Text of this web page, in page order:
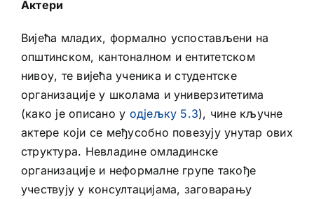
Актери
Вијећа младих, формално успостављени на
општинском, кантоналном и ентитетском
нивоу, те вијећа ученика и студентске
организације у школама и универзитетима
(како је описано у одјељку 5.3), чине кључне
актере који се међусобно повезују унутар ових
структура. Невладине омладинске
организације и неформалне групе такође
учествују у консултацијама, заговарању